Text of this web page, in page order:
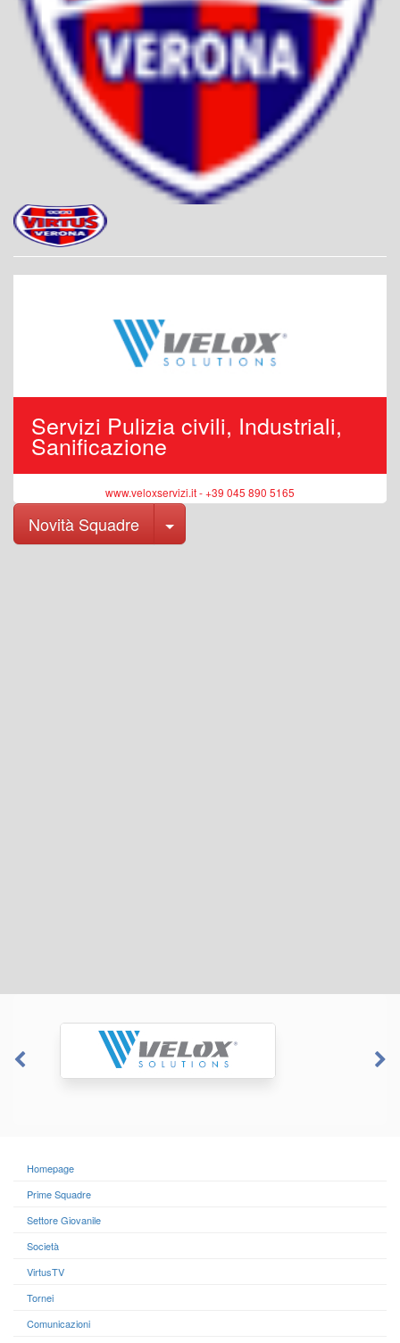
Servizi Pulizia civili, Industriali,
Sanificazione
www.veloxservizi.it - +39 045 890 5165
Novità Squadre Toggle Dropdown
Homepage
Prime Squadre
Settore Giovanile
Società
VirtusTV
Tornei
Comunicazioni